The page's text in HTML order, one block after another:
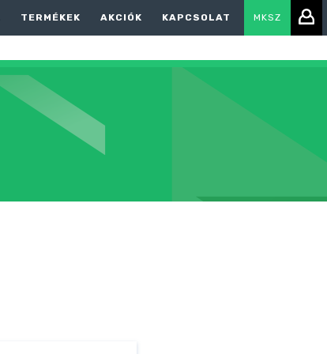
MKSZ
TERMÉKEK AKCIÓK KAPCSOLAT